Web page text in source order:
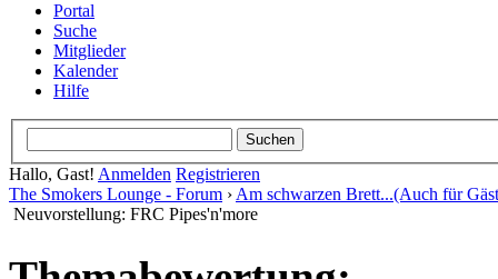
Portal
Suche
Mitglieder
Kalender
Hilfe
Hallo, Gast! Anmelden Registrieren
The Smokers Lounge - Forum › Am schwarzen Brett...(Auch für
Neuvorstellung: FRC Pipes'n'more